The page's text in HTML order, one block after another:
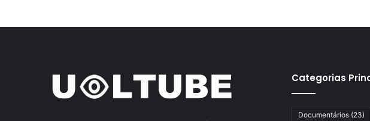
Categorias
Documentários(23)